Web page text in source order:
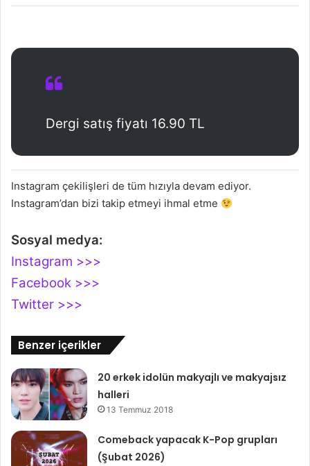
Dergi satış fiyatı 16.90 TL
Instagram çekilişleri de tüm hızıyla devam ediyor.
Instagram’dan bizi takip etmeyi ihmal etme
Sosyal medya:
Instagram >>>
Facebook >>>
Twitter >>>
Benzer içerikler
20 erkek idolün makyajlı ve makyajsız
halleri
13 Temmuz 2018
Comeback yapacak K-Pop grupları
(Şubat 2026)